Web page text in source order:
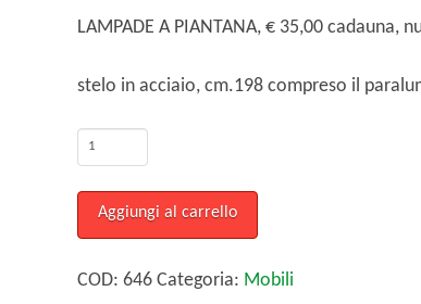
LAMPADE A PIANTANA, € 35,00 cadauna,
stelo in acciaio, cm.198 compreso il
LAMPADE
PIANTANA,
€
30,00
Aggiungi al carrello
COD:646 Categoria: Mobili